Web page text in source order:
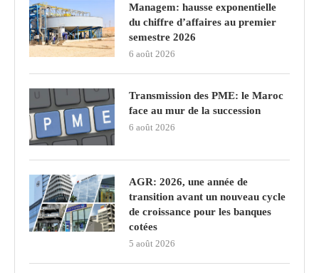
Managem: hausse exponentielle
du chiffre d’affaires au premier
semestre 2026
6 août 2026
Transmission des PME: le Maroc
face au mur de la succession
6 août 2026
AGR: 2026, une année de
transition avant un nouveau cycle
de croissance pour les banques
cotées
5 août 2026